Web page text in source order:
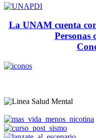
La UNAM cuenta
Personas